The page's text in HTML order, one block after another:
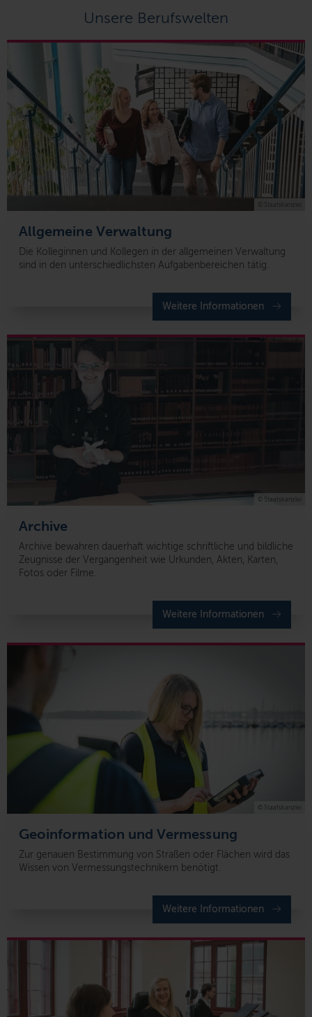
Unsere Berufswelten
Allgemeine Verwaltung
Die Kolleginnen und Kollegen in der allgemeinen Verwaltung
sind in den unterschiedlichsten Aufgabenbereichen tätig.
Weitere Informationen
© Staatskanzlei
Archive
Archive bewahren dauerhaft wichtige schriftliche und bildliche
Zeugnisse der Vergangenheit wie Urkunden, Akten, Karten,
Fotos oder Filme.
Weitere Informationen
© Staatskanzlei
Geoinformation und Vermessung
Zur genauen Bestimmung von Straßen oder Flächen wird das
Wissen von Vermessungstechnikern benötigt.
Weitere Informationen
© Staatskanzlei